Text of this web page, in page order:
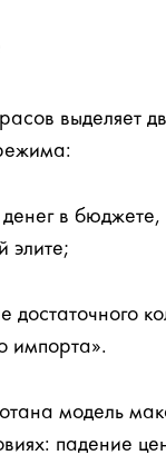
выделяет
в
элите;
достаточного
импорта».
модель
падение